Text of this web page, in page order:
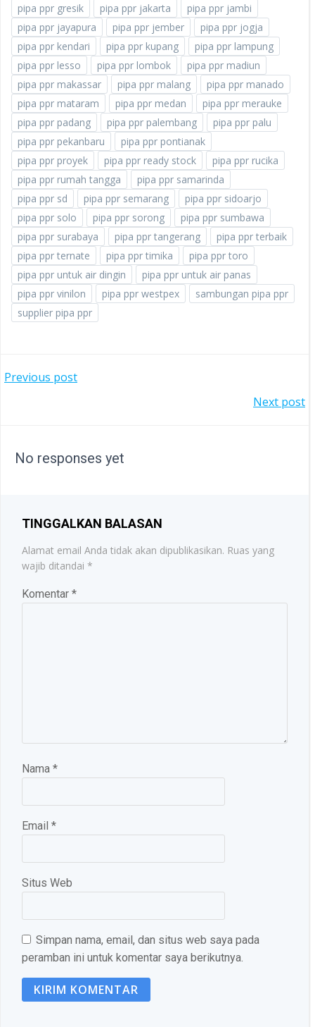
pipa ppr gresik pipa ppr jakarta
pipa ppr jambi
pipa ppr jayapura
pipa ppr jember
pipa ppr jogja
pipa ppr kendari
pipa ppr kupang
pipa ppr lampung
pipa ppr lesso
pipa ppr lombok
pipa ppr madiun
pipa ppr makassar
pipa ppr malang
pipa ppr manado
pipa ppr mataram
pipa ppr medan
pipa ppr merauke
pipa ppr padang
pipa ppr palembang
pipa ppr palu
pipa ppr pekanbaru
pipa ppr pontianak
pipa ppr proyek
pipa ppr ready stock
pipa ppr rucika
pipa ppr rumah tangga
pipa ppr samarinda
pipa ppr sd
pipa ppr semarang
pipa ppr sidoarjo
pipa ppr solo
pipa ppr sorong
pipa ppr sumbawa
pipa ppr surabaya
pipa ppr tangerang
pipa ppr terbaik
pipa ppr ternate
pipa ppr timika
pipa ppr toro
pipa ppr untuk air dingin
pipa ppr untuk air panas
pipa ppr vinilon
pipa ppr westpex
sambungan pipa ppr
supplier pipa ppr
POST
Previous post
Next post
No responses yet
TINGGALKAN BALASAN
Alamat email Anda tidak akan dipublikasikan. Ruas yang
wajib ditandai *
Komentar *
Nama *
Email *
Situs Web
Simpan nama, email, dan situs web saya pada
peramban ini untuk komentar saya berikutnya.